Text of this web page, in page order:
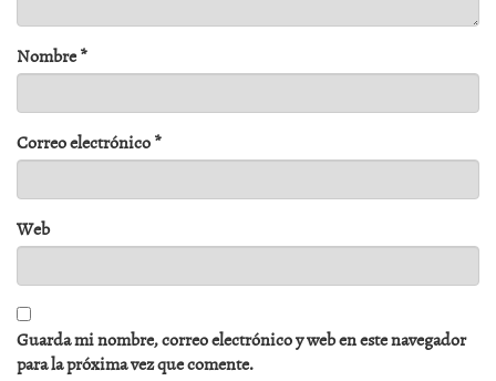
Nombre*
Correo electrónico*
Web
Guarda mi nombre, correo electrónico y web en este navegador
para la próxima vez que comente.